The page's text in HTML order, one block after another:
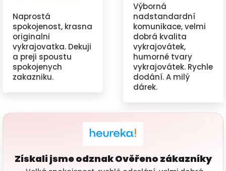
Naprostá
spokojenost, krasna
originalni
vykrajovatka. Dekuji
a preji spoustu
spokojenych
zakazniku.
Výborná
nadstandardní
komunikace, velmi
dobrá kvalita
vykrajovátek,
humorné tvary
vykrajovátek. Rychle
dodání. A milý
dárek.
Získali jsme odznak Ověřeno zákazníky